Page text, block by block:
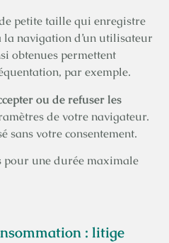
petite taille qui enregistre
navigation d’un utilisateur
obtenues permettent
par exemple.
ou de refuser les
de votre navigateur.
sans votre consentement.
pour une durée maximale
: litige